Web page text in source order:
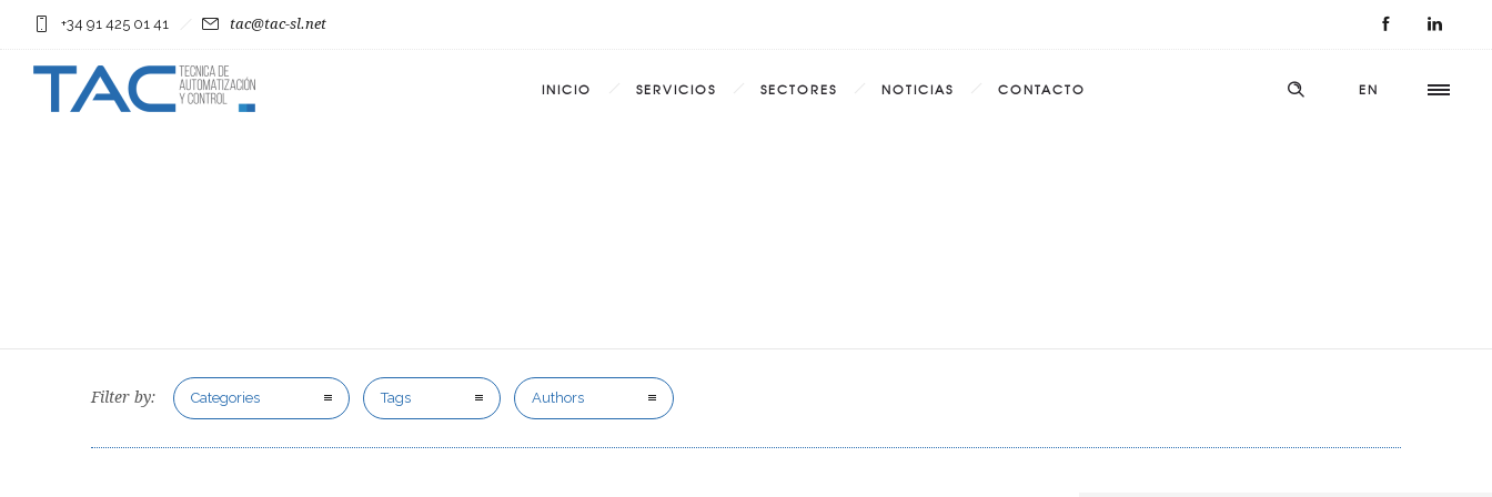
+34 91 425 01 41 tac@tac-sl.net
EN
INICIO SERVICIOS SECTORES NOTICIAS CONTACTO
Filter by: Categories Tags Authors